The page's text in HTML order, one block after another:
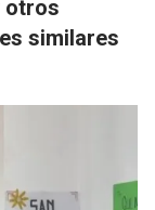
otros
similares